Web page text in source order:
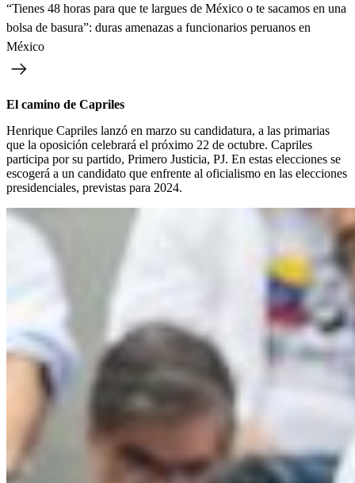
“Tienes 48 horas para que te largues de México o te sacamos en una
bolsa de basura”: duras amenazas a funcionarios peruanos en
México
El camino de Capriles
Henrique Capriles lanzó en marzo su candidatura, a las primarias
que la oposición celebrará el próximo 22 de octubre. Capriles
participa por su partido, Primero Justicia, PJ. En estas elecciones se
escogerá a un candidato que enfrente al oficialismo en las elecciones
presidenciales, previstas para 2024.